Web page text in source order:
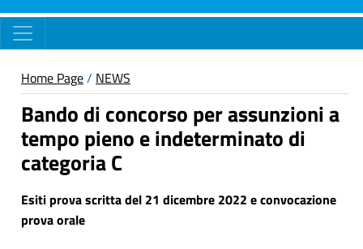
Home Page/ NEWS
Bando di concorso per assunzioni a
tempo pieno e indeterminato di
categoria C
Esiti prova scritta del 21 dicembre 2022 e convocazione
prova orale